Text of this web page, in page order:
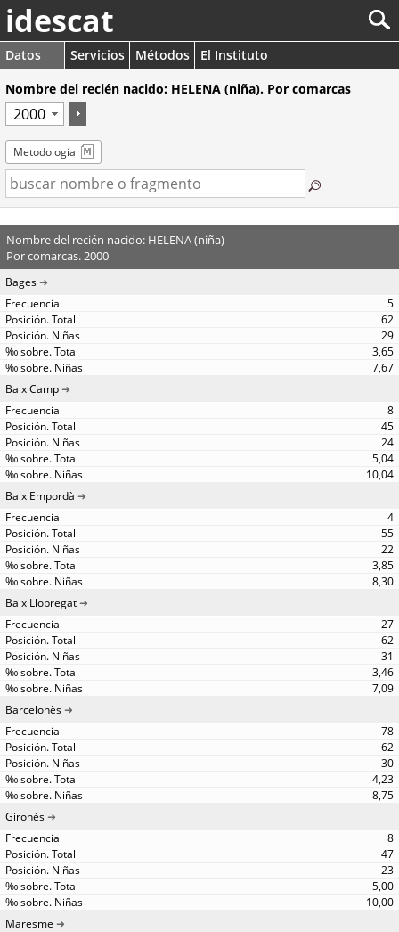
idescat
Datos Servicios Métodos
El Instituto
Nombre del recién nacido: HELENA (niña). Por comarcas
Metodología
Nombre del recién nacido: HELENA (niña)
Por comarcas. 2000
Bages
5
62
29
3,65
7,67
Baix Camp
8
45
24
5,04
10,04
Baix Empordà
4
55
22
3,85
8,30
Baix Llobregat
27
62
31
3,46
7,09
Barcelonès
78
62
30
4,23
8,75
Gironès
8
47
23
5,00
10,00
Maresme